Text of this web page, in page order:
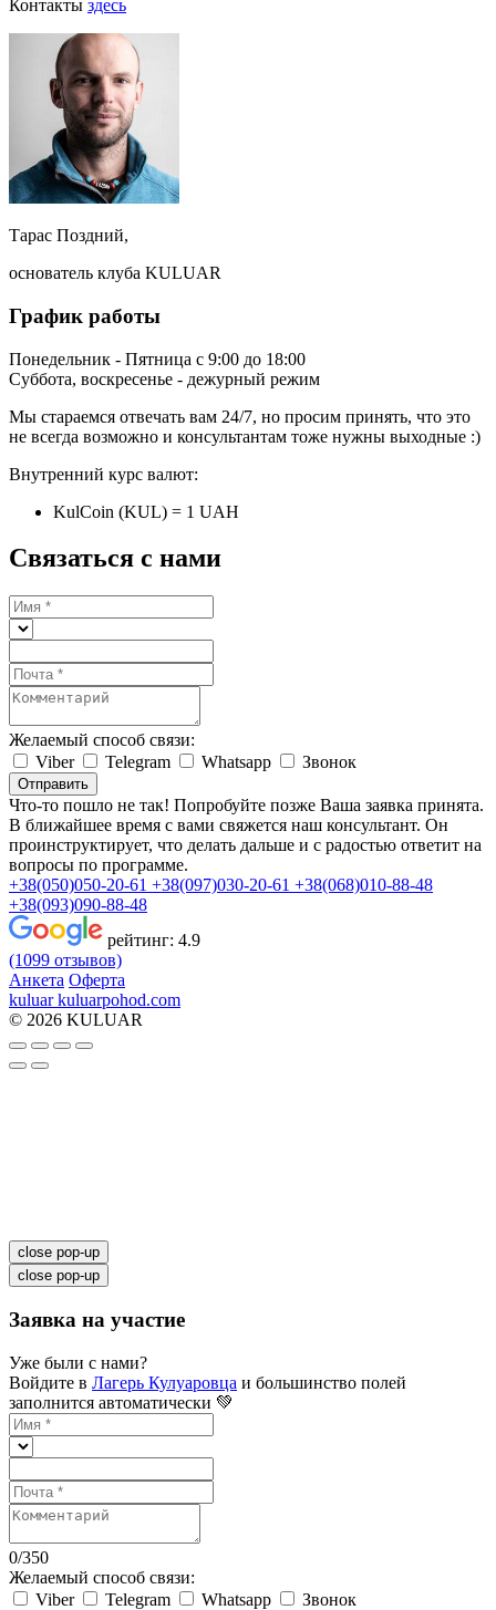
Контакты здесь
Тарас Поздний,
основатель клуба KULUAR
График работы
Понедельник - Пятница с 9:00 до 18:00
Суббота, воскресенье - дежурный режим
Мы стараемся отвечать вам 24/7, но просим принять, что это
не всегда возможно и консультантам тоже нужны выходные :)
Внутренний курс валют:
KulCoin (KUL) = 1 UAH
Связаться с нами
Желаемый способ связи:
Viber
Telegram Whatsapp Звонок
Отправить
Что-то пошло не так! Попробуйте позже Ваша заявка принята.
В ближайшее время с вами свяжется наш консультант. Он
проинструктирует, что делать дальше и с радостью ответит на
вопросы по программе.
+38(050)050-20-61 +38(097)030-20-61 +38(068)010-88-48
+38(093)090-88-48
рейтинг: 4.9
(1099 отзывов)
Анкета Оферта
kuluar kuluarpohod.com
© 2026 KULUAR
close pop-up
close pop-up
Заявка на участие
Уже были с нами?
Войдите в Лагерь Кулуаровца и большинство полей
заполнится автоматически 💚
0/350
Желаемый способ связи:
Viber
Telegram Whatsapp Звонок